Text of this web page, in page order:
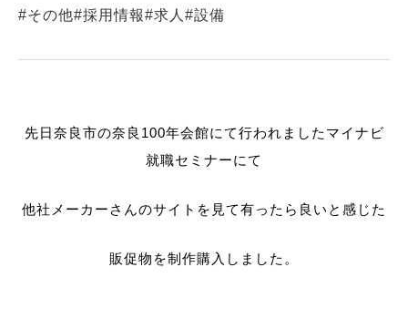
#その他#採用情報#求人 #設備
先日奈良市の奈良100年会館にて行われましたマイナビ
就職セミナーにて
他社メーカーさんのサイトを見て有ったら良いと感じた
販促物を制作購入しました。